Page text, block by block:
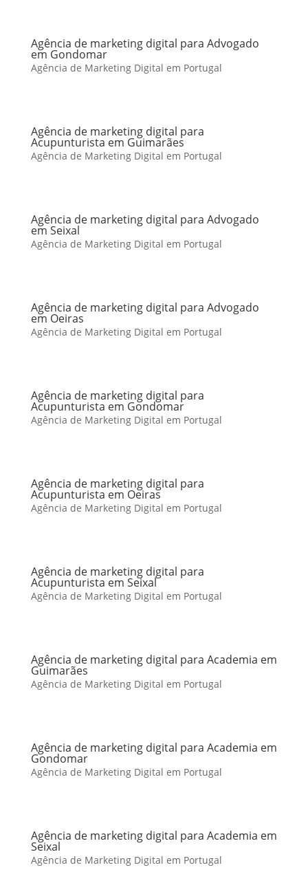
Agência de marketing digital para Advogado
em Gondomar
Agência de Marketing Digital em Portugal
Agência de marketing digital para
Acupunturista em Guimarães
Agência de Marketing Digital em Portugal
Agência de marketing digital para Advogado
em Seixal
Agência de Marketing Digital em Portugal
Agência de marketing digital para Advogado
em Oeiras
Agência de Marketing Digital em Portugal
Agência de marketing digital para
Acupunturista em Gondomar
Agência de Marketing Digital em Portugal
Agência de marketing digital para
Acupunturista em Oeiras
Agência de Marketing Digital em Portugal
Agência de marketing digital para
Acupunturista em Seixal
Agência de Marketing Digital em Portugal
Agência de marketing digital para Academia em
Guimarães
Agência de Marketing Digital em Portugal
Agência de marketing digital para Academia em
Gondomar
Agência de Marketing Digital em Portugal
Agência de marketing digital para Academia em
Seixal
Agência de Marketing Digital em Portugal